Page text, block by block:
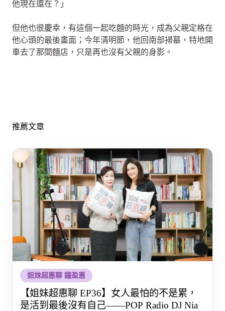
他現在還在？」
但他也很慶幸，有這個一起吃麵的時光，成為父親定格在
他心頭的最後畫面；今年清明節，他回南部掃墓，特地開
車去了那間麵店，只是再也沒有父親的身影。
推薦文章
姐妹超惠聊 鐘盈惠
【姐妹超惠聊 EP36】女人最怕的不是累，
是活到最後沒有自己——POP Radio DJ Nia